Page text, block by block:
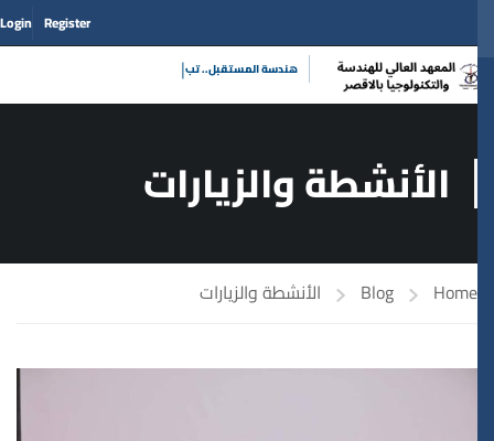
Register
Login
هندسة المستقب|
الأنشطة والزيارات
Home
Blog الأنشطة والزيارات